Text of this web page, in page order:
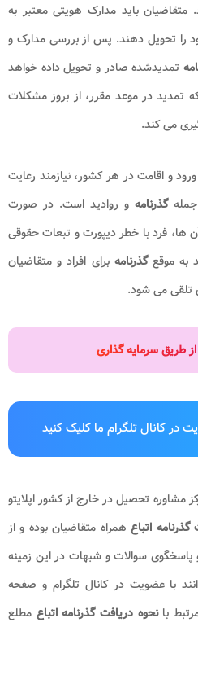
باید مدارک هویتی معتبر به
را تحویل دهند. پس از بررسی مدارک و
تمدیدشده صادر و تحویل داده خواهد
تمدید در موعد مقرر، از بروز مشکلات
می کند.
و اقامت در هر کشور، نیازمند رعایت
جملهگذرنامه و روادید است. در صورت
ها، فرد با خطر دیپورت و تبعات حقوقی
به موقعگذرنامهبرای افراد و متقاضیان
تلقی می شود.
از طریق سرمایه گذاری
در کانال تلگرام ما کلیک کنید
مشاوره تحصیل در خارج از کشور اپلایتو
اتباعهمراه متقاضیان بوده و از
پاسخگوی سوالات و شبهات در این زمینه
با عضویت در کانال تلگرام و صفحه
بانحوه دریافت گذرنامه اتباع مطلع